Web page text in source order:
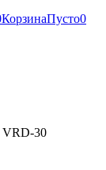
КорзинаПусто0
VRD-30